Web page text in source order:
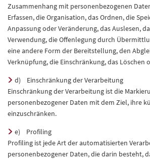
Zusammenhang mit personenbezogenen
Erfassen, die Organisation, das Ordnen, die
Anpassung oder Veränderung, das Auslesen,
Verwendung, die Offenlegung durch
eine andere Form der Bereitstellung, den
Verknüpfung, die Einschränkung, das Löschen
d) Einschränkung der Verarbeitung
Einschränkung der Verarbeitung ist die
personenbezogener Daten mit dem Ziel, ihre
einzuschränken.
e) Profiling
Profiling ist jede Art der automatisierten
personenbezogener Daten, die darin besteht,